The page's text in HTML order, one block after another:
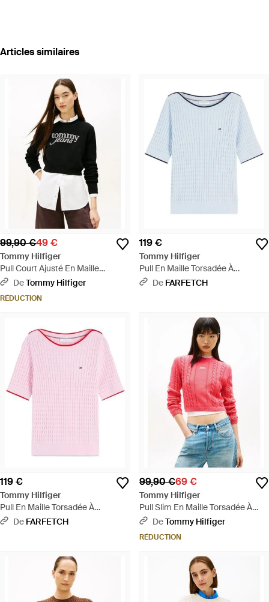
Articles similaires
99,90 €49 €
Tommy Hilfiger
Pull Court Ajusté En Maille
Chenille À Logo - Noir
DeTommy Hilfiger
RÉDUCTION
119 €
Tommy Hilfiger
Pull En Maille Torsadée À
Manches Courtes - Bleu
De FARFETCH
119 €
Tommy Hilfiger
Pull En Maille Torsadée À
Manches Courtes - Rose
De FARFETCH
99,90 €69 €
Tommy Hilfiger
Pull Slim En Maille Torsadée À
Logo Brodé - Rouge
DeTommy Hilfiger
RÉDUCTION